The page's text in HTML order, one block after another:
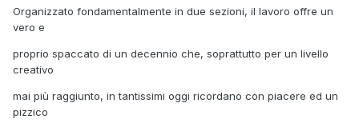
Organizzato fondamentalmente in due sezioni, il lavoro offre un
vero e
proprio spaccato di un decennio che, soprattutto per un livello
creativo
mai più raggiunto, in tantissimi oggi ricordano con piacere ed un
pizzico